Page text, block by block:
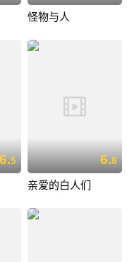
怪物与人
6.5 6.8
亲爱的白人们